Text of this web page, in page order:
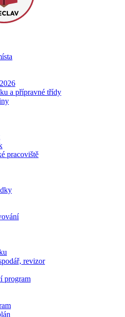
a přípravné třídy
pracoviště
revizor
program